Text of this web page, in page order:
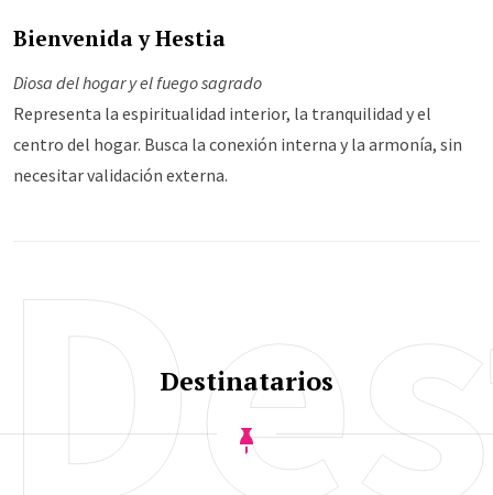
Bienvenida y Hestia
Diosa del hogar y el fuego sagrado
Representa la espiritualidad interior, la tranquilidad y el
centro del hogar. Busca la conexión interna y la armonía, sin
necesitar validación externa.
Destinatarios